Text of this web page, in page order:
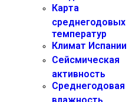
Карта
среднегодовых
температур
Климат Испании
Сейсмическая
активность
Среднегодовая
влажность